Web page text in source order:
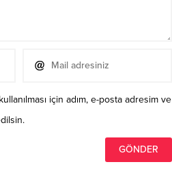
için adım, e-posta adresim ve